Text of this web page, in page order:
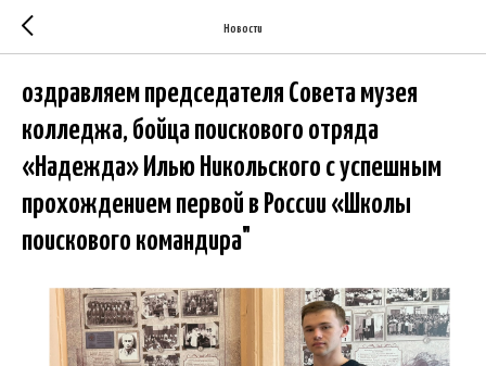
Новости
оздравляем председателя Совета музея
колледжа, бойца поискового отряда
«Надежда» Илью Никольского с успешным
прохождением первой в России «Школы
поискового командира"